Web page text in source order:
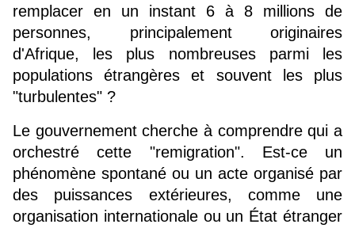
remplacer en un instant 6 à 8 millions de
personnes, principalement originaires
d'Afrique, les plus nombreuses parmi les
populations étrangères et souvent les plus
"turbulentes" ?
Le gouvernement cherche à comprendre qui a
orchestré cette "remigration". Est-ce un
phénomène spontané ou un acte organisé par
des puissances extérieures, comme une
organisation internationale ou un État étranger